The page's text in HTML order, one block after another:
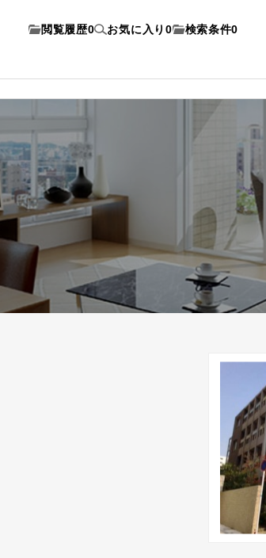
閲覧履歴0 お気に入り 0 検索条件0